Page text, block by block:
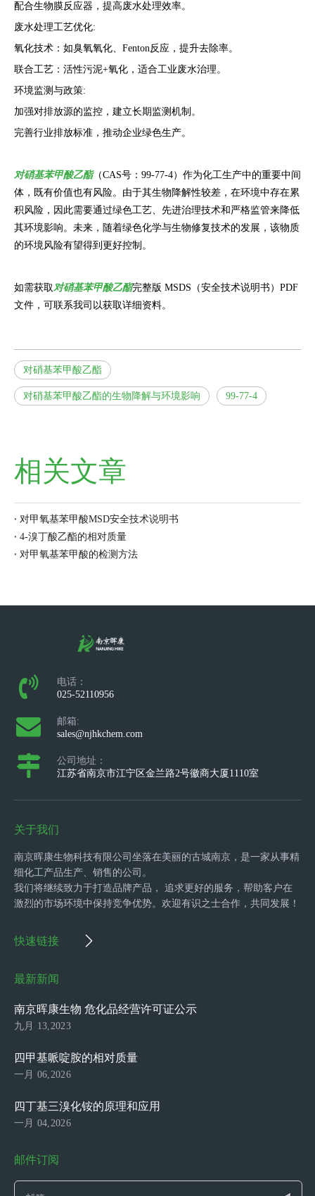
配合生物膜反应器，提高废水处理效率。
废水处理工艺优化:
氧化技术：如臭氧氧化、Fenton反应，提升去除率。
联合工艺：活性污泥+氧化，适合工业废水治理。
环境监测与政策:
加强对排放源的监控，建立长期监测机制。
完善行业排放标准，推动企业绿色生产。
对硝基苯甲酸乙酯（CAS号：99-77-4）作为化工生产中的重要中间
体，既有价值也有风险。由于其生物降解性较差，在环境中存在累
积风险，因此需要通过绿色工艺、先进治理技术和严格监管来降低
其环境影响。未来，随着绿色化学与生物修复技术的发展，该物质
的环境风险有望得到更好控制。
如需获取对硝基苯甲酸乙酯完整版 MSDS（安全技术说明书）PDF
文件，可联系我司以获取详细资料。
对硝基苯甲酸乙酯
对硝基苯甲酸乙酯的生物降解与环境影响 99-77-4
相关文章
对甲氧基苯甲酸MSD安全技术说明书
4-溴丁酸乙酯的相对质量
对甲氧基苯甲酸的检测方法
电话：
025-52110956
邮箱:
sales@njhkchem.com
公司地址：
江苏省南京市江宁区金兰路2号徽商大厦1110室
关于我们
南京晖康生物科技有限公司坐落在美丽的古城南京，是一家从事精
细化工产品生产、销售的公司。
我们将继续致力于打造品牌产品， 追求更好的服务，帮助客户在
激烈的市场环境中保持竞争优势。欢迎有识之士合作，共同发展！
快速链接
最新新闻
南京晖康生物 危化品经营许可证公示
九月 13,2023
四甲基哌啶胺的相对质量
一月 06,2026
四丁基三溴化铵的原理和应用
一月 04,2026
邮件订阅